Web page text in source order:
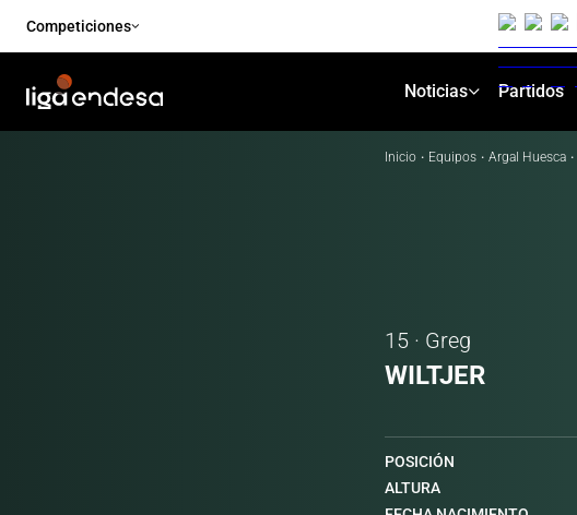
Competiciones
Noticias Partidos
Inicio · Equipos · Argal Huesca ·
15 · Greg
WILTJER
POSICIÓN
ALTURA